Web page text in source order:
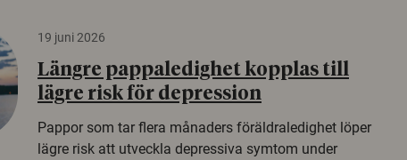
19 juni 2026
Längre pappaledighet kopplas till
lägre risk för depression
Pappor som tar flera månaders föräldraledighet löper
lägre risk att utveckla depressiva symtom under